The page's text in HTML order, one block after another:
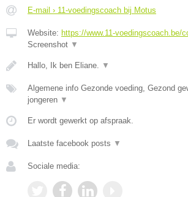
E-mail › 11-voedingscoach bij Motus
Website: https://www.11-voedingscoach.be/
Screenshot ▼
Hallo, Ik ben Eliane. ▼
Algemene info Gezonde voeding, Gezond
jongeren ▼
Er wordt gewerkt op afspraak.
Laatste facebook posts ▼
Sociale media: